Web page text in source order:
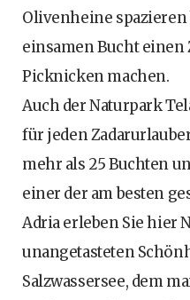
Olivenheine spazieren
einsamen Bucht
Picknicken machen.
Auch der Naturpark
für jeden
mehr als 25 Buchten
einer der am besten
Adria erleben Sie hier
unangetasteten
Salzwassersee, dem